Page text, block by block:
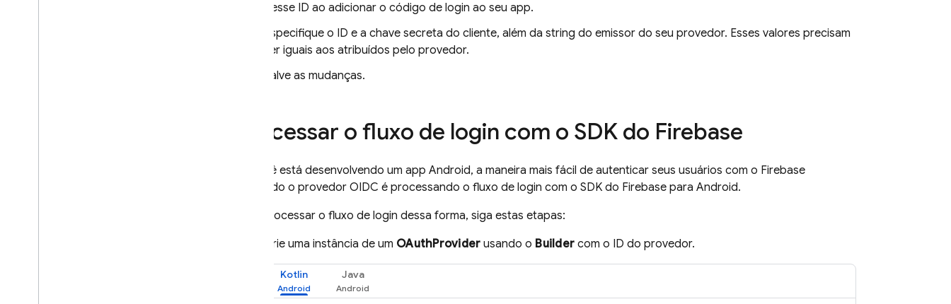
desse ID ao adicionar o código de login ao seu app.
Especifique o ID e a chave secreta do cliente, além da string do emissor do seu provedor. Esses valores precisam
ser iguais aos atribuídos pelo provedor.
Salve as mudanças.
Processar o fluxo de login com o SDK do Firebase
Se você está desenvolvendo um app Android, a maneira mais fácil de autenticar seus usuários com o Firebase
utilizando o provedor OIDC é processando o fluxo de login com o SDK do Firebase para Android.
Para processar o fluxo de login dessa forma, siga estas etapas:
Crie uma instância de um OAuthProvider usando o Builder com o ID do provedor.
Kotlin Java